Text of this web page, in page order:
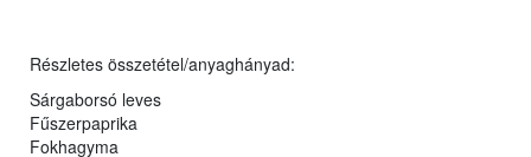
Részletes összetétel/anyaghányad:
Sárgaborsó leves
Fűszerpaprika
Fokhagyma